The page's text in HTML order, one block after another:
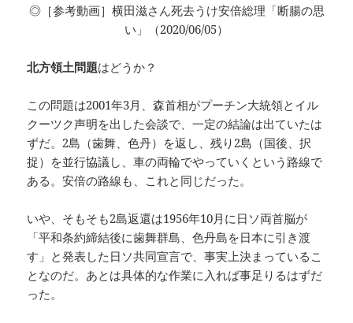
◎［参考動画］横田滋さん死去うけ安倍総理「断腸の思
い」（2020/06/05）
北方領土問題はどうか？
この問題は2001年3月、森首相がプーチン大統領とイル
クーツク声明を出した会談で、一定の結論は出ていたは
ずだ。2島（歯舞、色丹）を返し、残り2島（国後、択
捉）を並行協議し、車の両輪でやっていくという路線で
ある。安倍の路線も、これと同じだった。
いや、そもそも2島返還は1956年10月に日ソ両首脳が
「平和条約締結後に歯舞群島、色丹島を日本に引き渡
す」と発表した日ソ共同宣言で、事実上決まっているこ
となのだ。あとは具体的な作業に入れば事足りるはずだ
った。